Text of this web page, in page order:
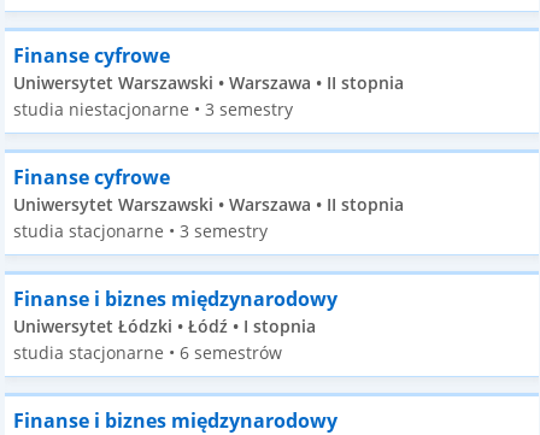
Finanse cyfrowe
Uniwersytet Warszawski • Warszawa • II stopnia
studia niestacjonarne • 3 semestry
Finanse cyfrowe
Uniwersytet Warszawski • Warszawa • II stopnia
studia stacjonarne • 3 semestry
Finanse i biznes międzynarodowy
Uniwersytet Łódzki • Łódź • I stopnia
studia stacjonarne • 6 semestrów
Finanse i biznes międzynarodowy